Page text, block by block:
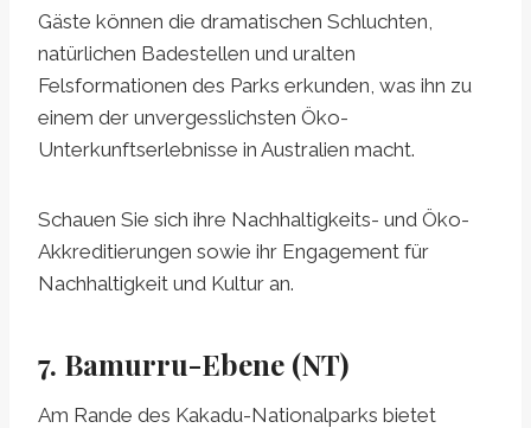
Gäste können die dramatischen Schluchten,
natürlichen Badestellen und uralten
Felsformationen des Parks erkunden, was ihn zu
einem der unvergesslichsten Öko-
Unterkunftserlebnisse in Australien macht.
Schauen Sie sich ihre Nachhaltigkeits- und Öko-
Akkreditierungen sowie ihr Engagement für
Nachhaltigkeit und Kultur an.
7. Bamurru-Ebene (NT)
Am Rande des Kakadu-Nationalparks bietet